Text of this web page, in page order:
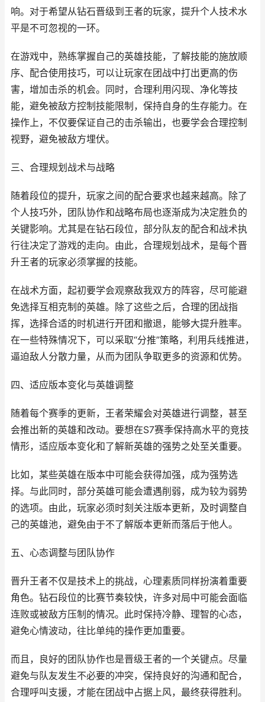
响。对于希望从钻石晋级到王者的玩家，提升个人技术水
平是不可忽视的一环。
在游戏中，熟练掌握自己的英雄技能，了解技能的施放顺
序、配合使用技巧，可以让玩家在团战中打出更高的伤
害，增加击杀的机会。同时，合理利用闪现、净化等技
能，避免被敌方控制技能限制，保持自身的生存能力。在
操作上，不仅要保证自己的击杀输出，也要学会合理控制
视野，避免被敌方埋伏。
三、合理规划战术与战略
随着段位的提升，玩家之间的配合要求也越来越高。除了
个人技巧外，团队协作和战略布局也逐渐成为决定胜负的
关键影响。尤其是在钻石段位，部分队友的配合和战术执
行往决定了游戏的走向。由此，合理规划战术，是每个晋
升王者的玩家必须掌握的技能。
在战术方面，起初要学会观察敌我双方的阵容，尽可能避
免选择互相克制的英雄。除了这些之后，合理的团战指
挥，选择合适的时机进行开团和撤退，能够大提升胜率。
在一些特殊情况下，可以采取“分推”策略，利用兵线推进，
逼迫敌人分散力量，从而为团队争取更多的资源和优势。
四、适应版本变化与英雄调整
随着每个赛季的更新，王者荣耀会对英雄进行调整，甚至
会推出新的英雄和改动。要想在S7赛季保持高水平的竞技
情形，适应版本变化和了解新英雄的强势之处至关重要。
比如，某些英雄在版本中可能会获得加强，成为强势选
择。与此同时，部分英雄可能会遭遇削弱，成为较为弱势
的选项。由此，玩家必须时刻关注版本更新，及时调整自
己的英雄池，避免由于不了解版本更新而落后于他人。
五、心态调整与团队协作
晋升王者不仅是技术上的挑战，心理素质同样扮演着重要
角色。钻石段位的比赛节奏较快，许多对局中可能会面临
连败或被敌方压制的情况。此时保持冷静、理智的心态，
避免心情波动，往比单纯的操作更加重要。
而且，良好的团队协作也是晋级王者的一个关键点。尽量
避免与队友发生不必要的冲突，保持良好的沟通和配合，
合理呼叫支援，才能在团战中占据上风，最终获得胜利。